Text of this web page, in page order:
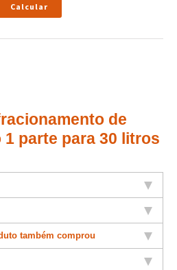
Calcular
de
parte para 30 litros
também comprou